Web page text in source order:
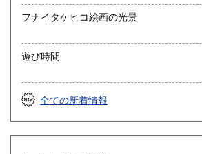
フナイタケヒコ絵画の光景
遊び時間
全ての新着情報